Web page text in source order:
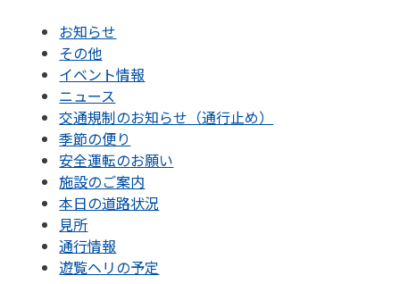
お知らせ
その他
イベント情報
ニュース
交通規制のお知らせ（通行止め）
季節の便り
安全運転のお願い
施設のご案内
本日の道路状況
見所
通行情報
遊覧ヘリの予定